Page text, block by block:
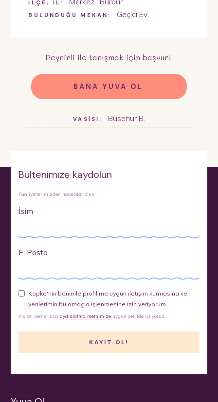
İLÇE, İL:
BULUNDUĞU MEKAN: Geçici Ev
Peynirli ile tanışmak için başvur!
BANA YUVA OL
VASİSİ: Busenur B.
Bültenimize kaydolun
Faaliyetlerimizden haberdar olun
İsim
E-Posta
Köpke'nin benimle profilime uygun iletişim kurmasına ve
verilerimin bu amaçla işlenmesine izin veriyorum.
Kişisel verileriniziaydınlatma metnimize uygun şekilde işliyoruz.